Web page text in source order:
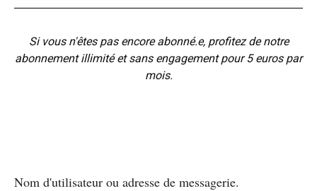
Si vous n'êtes pas encore abonné.e, profitez de notre
abonnement illimité et sans engagement pour 5 euros par
mois.
Nom d'utilisateur ou adresse de messagerie.